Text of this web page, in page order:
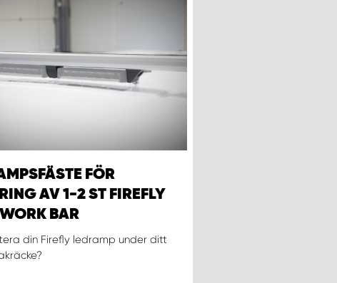
FÖR
AV 1-2 ST FIREFLY
BAR
din Firefly ledramp under ditt